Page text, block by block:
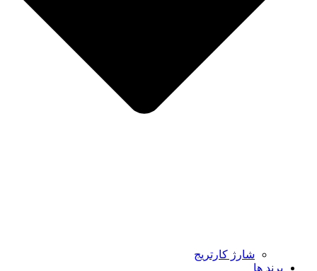
شارژ کارتریج
برند ها